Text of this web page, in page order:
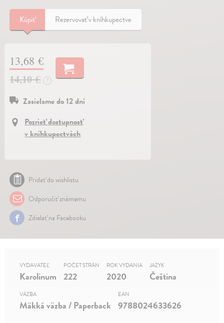
Kúpiť Rezervovať v kníhkupectve
13,68 €
14,10 €
?
Zasielame do 12 dní
Pozrieť dostupnosť
v kníhkupectvách
Pridať do wishlistu
Odporučiť známemu
Zdielať na Facebooku
VYDAVATEĽ
Karolinum
POČET STRÁN
222
ROK VYDANIA
2020
JAZYK
Čeština
VÄZBA
Mäkká väzba / Paperback
EAN
9788024633626